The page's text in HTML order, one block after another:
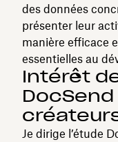
des données
présenter leur
manière efficace
essentielles au
Intérêt
Je dirige l’étude